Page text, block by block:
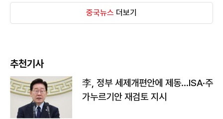
중국뉴스 더보기
추천기사
李, 정부 세제개편안에 제동…ISA·주
가누르기안 재검토 지시